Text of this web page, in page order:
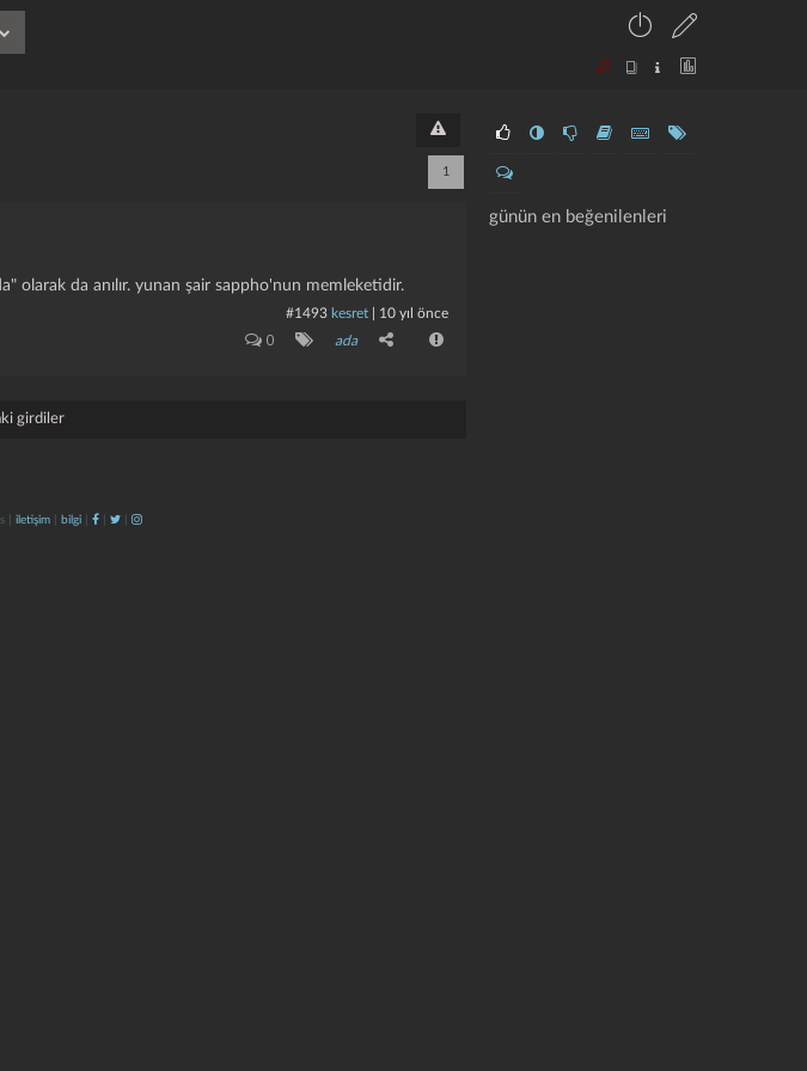
günün en beğenilenleri
1
olarak da anılır. yunan şair sappho'nun memleketidir.
#1493 kesret| 10 yıl önce
0 ada
girdiler
| iletişim bilgi